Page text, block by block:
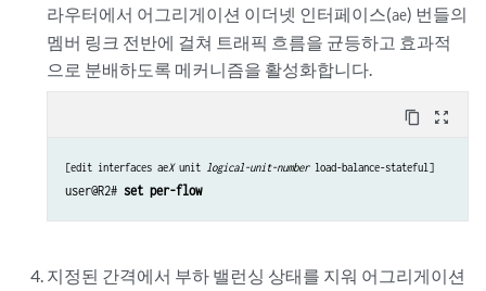
라우터에서 어그리게이션 이더넷 인터페이스(ae) 번들의
멤버 링크 전반에 걸쳐 트래픽 흐름을 균등하고 효과적
으로 분배하도록 메커니즘을 활성화합니다.
content_copy zoom_out_map
[edit interfaces aeX unit logical-unit-number load-balance-stateful]
user@R2# set per-flow
지정된 간격에서 부하 밸런싱 상태를 지워 어그리게이션